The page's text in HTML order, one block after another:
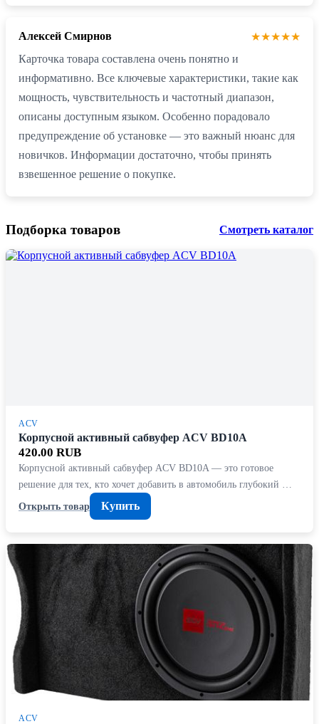
Алексей Смирнов
★★★★★
Карточка товара составлена очень понятно и
информативно. Все ключевые характеристики, такие как
мощность, чувствительность и частотный диапазон,
описаны доступным языком. Особенно порадовало
предупреждение об установке — это важный нюанс для
новичков. Информации достаточно, чтобы принять
взвешенное решение о покупке.
Подборка товаров Смотреть каталог
ACV
Корпусной активный сабвуфер ACV BD10A
420.00 RUB
Корпусной активный сабвуфер ACV BD10A — это готовое
решение для тех, кто хочет добавить в автомобиль глубокий …
Открыть товар
Купить
ACV